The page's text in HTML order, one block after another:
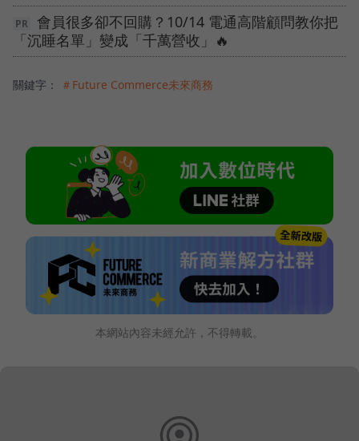
會員很多卻不回購？10/14 電通高階顧問教你把
「沉睡名單」變成「千萬營收」🔥
關鍵字： ＃Future Commerce未來商務
本網站內容未經允許，不得轉載。